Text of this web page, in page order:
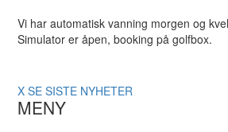
Vi har automatisk vanning morgen og
Simulator er åpen, booking på golfbox.
X SE SISTE NYHETER
MENY